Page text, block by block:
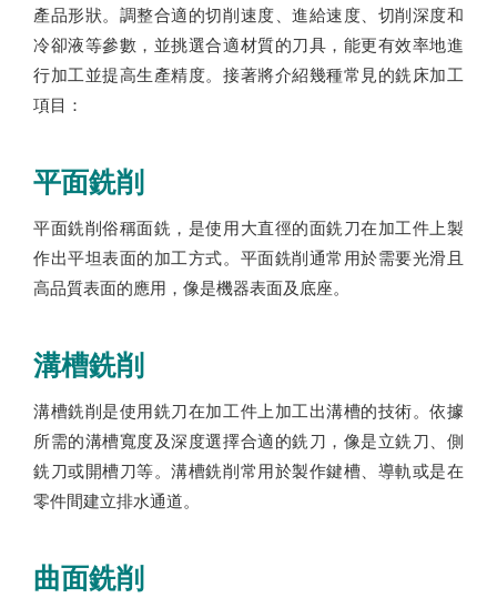
產品形狀。調整合適的切削速度、進給速度、切削深度和
冷卻液等參數，並挑選合適材質的刀具，能更有效率地進
行加工並提高生產精度。接著將介紹幾種常見的銑床加工
項目：
平面銑削
平面銑削俗稱面銑，是使用大直徑的面銑刀在加工件上製
作出平坦表面的加工方式。平面銑削通常用於需要光滑且
高品質表面的應用，像是機器表面及底座。
溝槽銑削
溝槽銑削是使用銑刀在加工件上加工出溝槽的技術。依據
所需的溝槽寬度及深度選擇合適的銑刀，像是立銑刀、側
銑刀或開槽刀等。溝槽銑削常用於製作鍵槽、導軌或是在
零件間建立排水通道。
曲面銑削